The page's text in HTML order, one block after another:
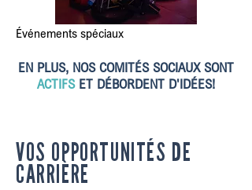
Événements spéciaux
EN PLUS, NOS COMITÉS SOCIAUX SONT
ACTIFS ET DÉBORDENT D'IDÉES!
VOS OPPORTUNITÉS DE
CARRIÈRE